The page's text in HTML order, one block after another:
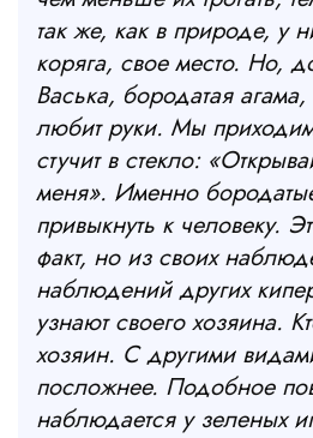
так же, как в природе, у
коряга, свое место. Но,
Васька, бородатая
любит руки. Мы
стучит в стекло:
меня». Именно
привыкнуть к человеку.
факт, но из своих
наблюдений других
узнают своего хозяина.
хозяин. С другими
посложнее. Подобное
наблюдается у зеленых